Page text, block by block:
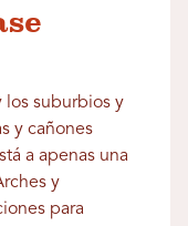
los suburbios y
y cañones
a apenas una
y
para